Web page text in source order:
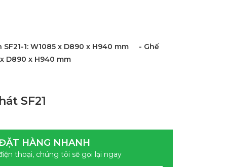
SF21-1: W1085 x D890 x H940 mm - Ghế
D890 x H940 mm
SF21
HÀNG NHANH
thoại, chúng tôi sẽ gọi lại ngay